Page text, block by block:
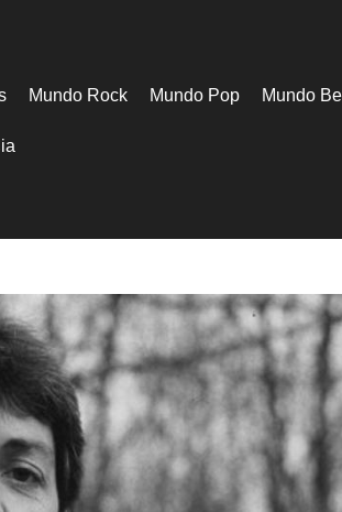
Mundo Rock Mundo Pop Mundo